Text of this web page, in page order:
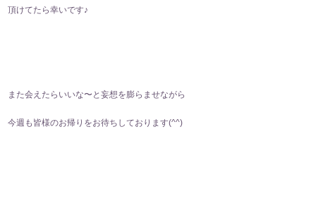
頂けてたら幸いです♪
また会えたらいいな〜と妄想を膨らませながら
今週も皆様のお帰りをお待ちしております(⁠^⁠^⁠)